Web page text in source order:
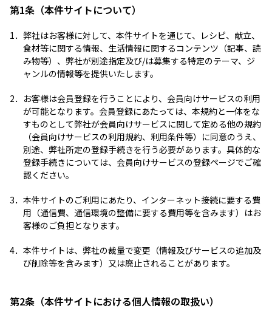
第1条（本件サイトについて）
1． 弊社はお客様に対して、本件サイトを通じて、レシピ、献立、
食材等に関する情報、生活情報に関するコンテンツ（記事、読
み物等）、弊社が別途指定及び/は募集する特定のテーマ、ジ
ャンルの情報等を提供いたします。
2． お客様は会員登録を行うことにより、会員向けサービスの利用
が可能となります。会員登録にあたっては、本規約と一体をな
すものとして弊社が会員向けサービスに関して定める他の規約
（会員向けサービスの利用規約、利用条件等）に同意のうえ、
別途、弊社所定の登録手続きを行う必要があります。具体的な
登録手続きについては、会員向けサービスの登録ページでご確
認ください。
3． 本件サイトのご利用にあたり、インターネット接続に要する費
用（通信費、通信環境の整備に要する費用等を含みます）はお
客様のご負担となります。
4． 本件サイトは、弊社の裁量で変更（情報及びサービスの追加及
び削除等を含みます）又は廃止されることがあります。
第2条（本件サイトにおける個人情報の取扱い）